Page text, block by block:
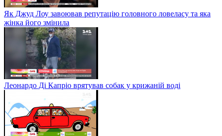
Як Джуд Лоу завоював репутацію головного ловеласу та яка
жінка його змінила
Леонардо Ді Капріо врятував собак у крижаній воді